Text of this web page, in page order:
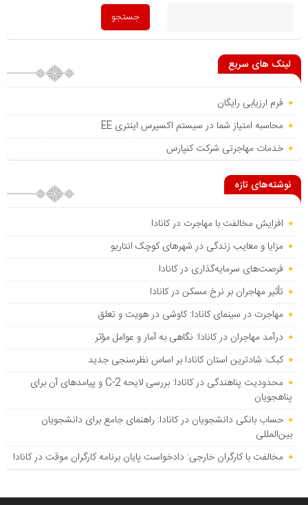
لینک های سریع
فرم ارزیابی رایگان
محاسبه امتیاز شما در سیستم اکسپرس اینتری EE
خدمات مهاجرتی شرکت کنپارس
نوشته‌های تازه
افزایش مخالفت با مهاجرت در کانادا
مزایا و معایب زندگی در شهرهای کوچک انتاریو
فرصت‌های سرمایه‌گذاری در کانادا
تأثیر مهاجران بر نرخ مسکن در کانادا
مهاجرت در سینمای کانادا: کاوشی در هویت و تعلق
درآمد مهاجران در کانادا: نگاهی به آمار و عوامل مؤثر
کبک: شادترین استان کانادا بر اساس نظرسنجی جدید
محدودیت پناهندگی در کانادا: بررسی لایحه C-2 و پیامدهای آن برای
پناهجویان
حساب بانکی دانشجویان در کانادا: راهنمای جامع برای دانشجویان
بین‌المللی
مخالفت با کارگران خارجی: دادخواست پایان برنامه کارگران موقت در کانادا